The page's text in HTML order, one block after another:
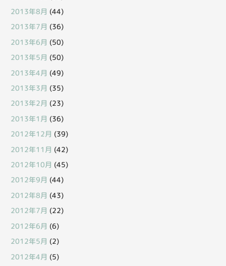
2013年8月 (44)
2013年7月 (36)
2013年6月 (50)
2013年5月 (50)
2013年4月 (49)
2013年3月 (35)
2013年2月 (23)
2013年1月 (36)
2012年12月 (39)
2012年11月 (42)
2012年10月 (45)
2012年9月 (44)
2012年8月 (43)
2012年7月 (22)
2012年6月 (6)
2012年5月 (2)
2012年4月 (5)